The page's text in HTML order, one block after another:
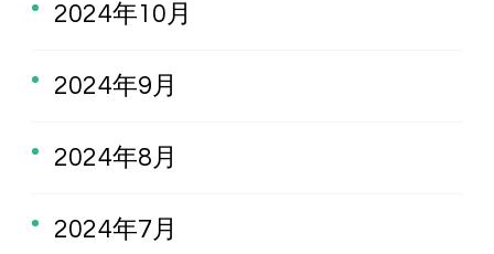
2024年10月
2024年9月
2024年8月
2024年7月